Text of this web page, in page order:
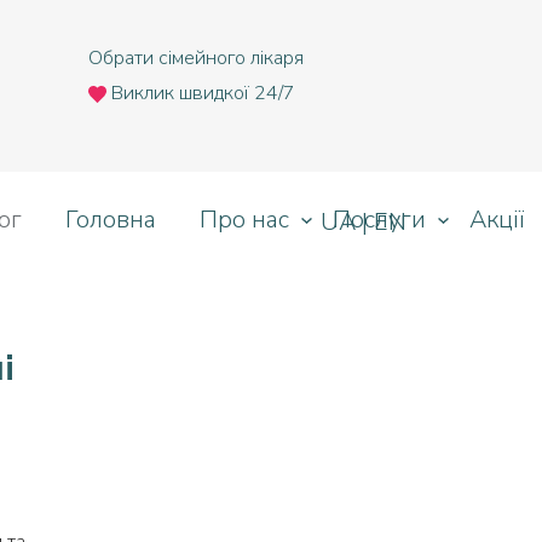
Обрати сімейного лікаря
Виклик швидкої 24/7
Головна Про нас Послуги Акції
UA|EN